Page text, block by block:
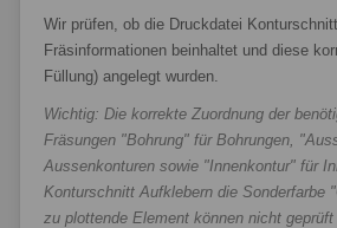
Wir prüfen, ob die Druckdatei
Fräsinformationen beinhaltet und diese
Füllung) angelegt wurden.
Wichtig: Die korrekte Zuordnung der
Fräsungen "Bohrung" für Bohrungen,
Aussenkonturen sowie "Innenkontur" für
Konturschnitt Aufklebern die Sonderfarbe
zu plottende Element können nicht